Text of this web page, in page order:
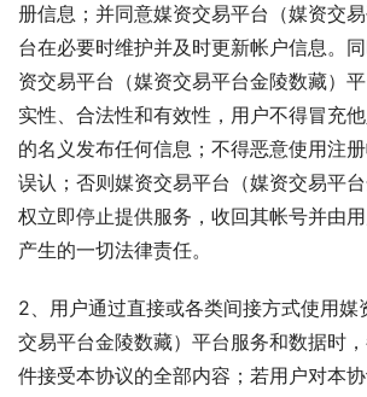
册信息；并同意媒资交易平台（媒资交
台在必要时维护并及时更新帐户信息。
资交易平台（媒资交易平台金陵数藏）
实性、合法性和有效性，用户不得冒充
的名义发布任何信息；不得恶意使用注
误认；否则媒资交易平台（媒资交易平
权立即停止提供服务，收回其帐号并由
产生的一切法律责任。
2、用户通过直接或各类间接方式使用媒
交易平台金陵数藏）平台服务和数据时
件接受本协议的全部内容；若用户对本